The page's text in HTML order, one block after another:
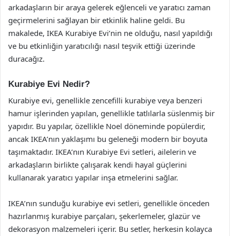
arkadaşların bir araya gelerek eğlenceli ve yaratıcı zaman
geçirmelerini sağlayan bir etkinlik haline geldi. Bu
makalede, IKEA Kurabiye Evi’nin ne olduğu, nasıl yapıldığı
ve bu etkinliğin yaratıcılığı nasıl teşvik ettiği üzerinde
duracağız.
Kurabiye Evi Nedir?
Kurabiye evi, genellikle zencefilli kurabiye veya benzeri
hamur işlerinden yapılan, genellikle tatlılarla süslenmiş bir
yapıdır. Bu yapılar, özellikle Noel döneminde popülerdir,
ancak IKEA’nın yaklaşımı bu geleneği modern bir boyuta
taşımaktadır. IKEA’nın Kurabiye Evi setleri, ailelerin ve
arkadaşların birlikte çalışarak kendi hayal güçlerini
kullanarak yaratıcı yapılar inşa etmelerini sağlar.
IKEA’nın sunduğu kurabiye evi setleri, genellikle önceden
hazırlanmış kurabiye parçaları, şekerlemeler, glazür ve
dekorasyon malzemeleri içerir. Bu setler, herkesin kolayca